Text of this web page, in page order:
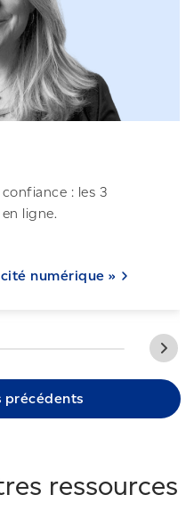
: les 3
ligne.
numérique »
précédents
ressources